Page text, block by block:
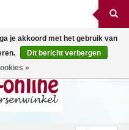
je akkoord met het gebruik van
Dit bericht verbergen
»